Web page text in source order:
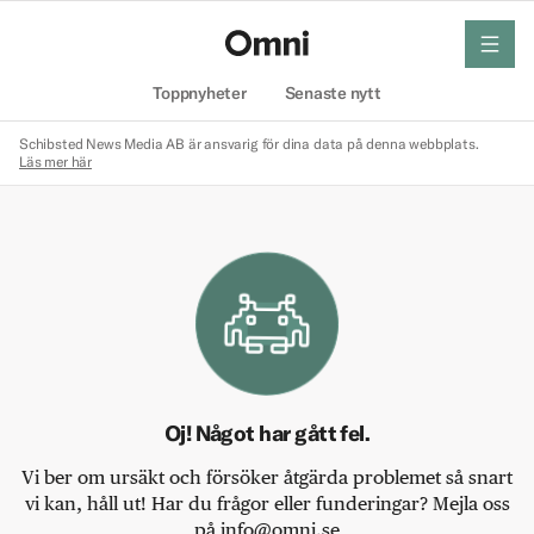
Toppnyheter Senaste nytt
meny
Schibsted News Media AB är ansvarig för dina data på denna webbplats.
Läs mer här
Oj! Något har gått fel.
Vi ber om ursäkt och försöker åtgärda problemet så snart
vi kan, håll ut! Har du frågor eller funderingar? Mejla oss